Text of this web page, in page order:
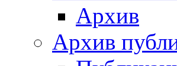
Архив
Архив